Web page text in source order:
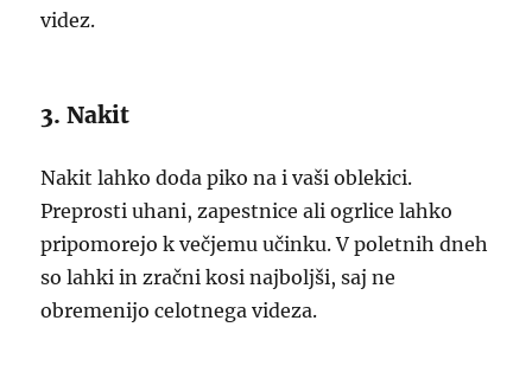
videz.
3. Nakit
Nakit lahko doda piko na i vaši oblekici.
Preprosti uhani, zapestnice ali ogrlice lahko
pripomorejo k večjemu učinku. V poletnih dneh
so lahki in zračni kosi najboljši, saj ne
obremenijo celotnega videza.